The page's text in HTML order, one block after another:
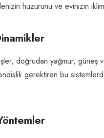
huzurunu ve evinizin
doğrudan yağmur, güneş
gerektiren bu